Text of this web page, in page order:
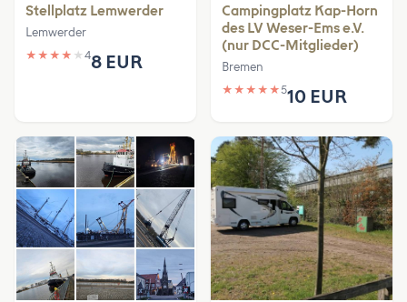
Stellplatz Lemwerder
Lemwerder
★ ★ ★ ★ ★ 48 EUR
Campingplatz Kap-Horn
des LV Weser-Ems e.V.
(nur DCC-Mitglieder)
Bremen
★ ★ ★ ★ ★510 EUR